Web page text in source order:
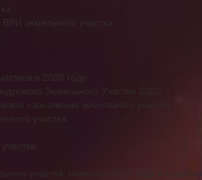
земельного участка
в 2020 году
Земельного Участка 2020
назначение земельного участка
участка
участка: новеллы 2020 года и судебная